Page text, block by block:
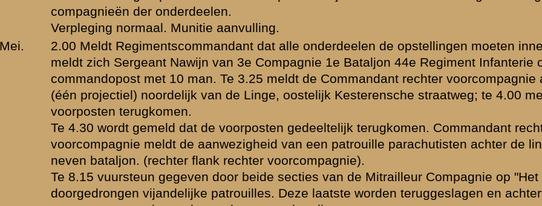
"tot het uiterste standhouden" (doorgegeven aan de
beide sectiën zware mitrailleurs stoplijn 1e bataljon 44e
van Regimentscommandant: "Secties aan de Kesterensche straatweg maken front
vijand, die in de hoofdweerstandslijn is doorgedrongen, er uit werken."
aan Commandant 2e Compagnie 1e Bataljon 44e Regiment Infanterie om met
het 2e Compagnie 1e Bataljon 44e Regiment Infanterie en één sectie van het 1e
Bataljon Regiment Infanterie de tegenstoot uit te voeren.
"hoe staat het met de tegenstoot?" Beantwoord: "tegenstoot is reeds
Compagnie 1e Bataljon 44e Regiment Infanterie meldt: oponthoud van pl.m. 2 uur
uit de richting "het Zand". Het voorwaarts gaan wordt overigens bemoeilijkt
artillerievuur. Te 1 17.00 uur Waalbandijk bereikt; in het dorp Ochten geen tegenstand
Stellingen 2e bataljon 44e Regiment Infanterie verlaten bevonden.
herneemt 2e bataljon 44e Regiment Infanterie zijn opstellingen. Commandant 2e
Bataljon 44 Regiment Infanterie is daarna teruggegaan en heeft zijn opstellingen in het